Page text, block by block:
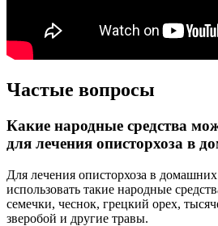
Частые вопросы
Какие народные средства
для лечения описторхоза в
Для лечения описторхоза в
использовать такие народные
семечки, чеснок, грецкий орех,
зверобой и другие травы.